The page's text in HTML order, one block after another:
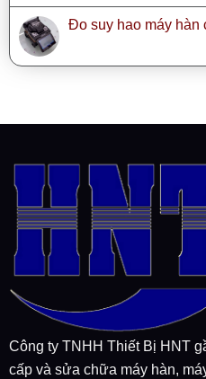
Đo suy hao máy hàn
Công ty TNHH Thiết Bị HNT
cấp và sửa chữa máy hàn,